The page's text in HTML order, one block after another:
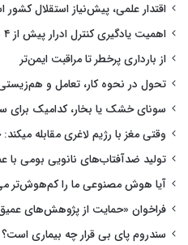
اقتدار علمی، پیش‌نیاز استقلال
اهمیت یادگیری کنترل ادرار پیش از ۴ سالگی
از بارداری پرخطر تا مراقبت ایمن‌تر
تحول در نحوه کار، تعامل و
سونای خشک یا بخار، کدامیک برای
وقتی مغز با رژیم لاغری مقابله
تولید ضدآفتاب‌های نانویی بومی با
آیا هوش مصنوعی ما را کم‌هوش‌تر
فراخوان «حمایت از پژوهش‌های
سندروم پای بی قرار چه بیماری است؟